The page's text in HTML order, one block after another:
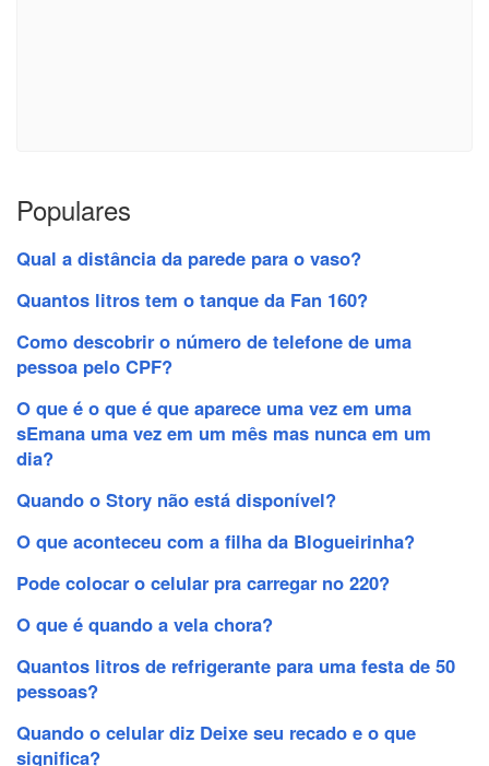
Populares
Qual a distância da parede para o vaso?
Quantos litros tem o tanque da Fan 160?
Como descobrir o número de telefone de uma
pessoa pelo CPF?
O que é o que é que aparece uma vez em uma
sEmana uma vez em um mês mas nunca em um
dia?
Quando o Story não está disponível?
O que aconteceu com a filha da Blogueirinha?
Pode colocar o celular pra carregar no 220?
O que é quando a vela chora?
Quantos litros de refrigerante para uma festa de 50
pessoas?
Quando o celular diz Deixe seu recado e o que
significa?